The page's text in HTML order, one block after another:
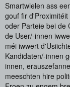
Smartwielen ass
gouf fir
oder Parteie bei de
de User/-innen
méi iwwert
Kandidaten/-innen
innen,
meeschten hire